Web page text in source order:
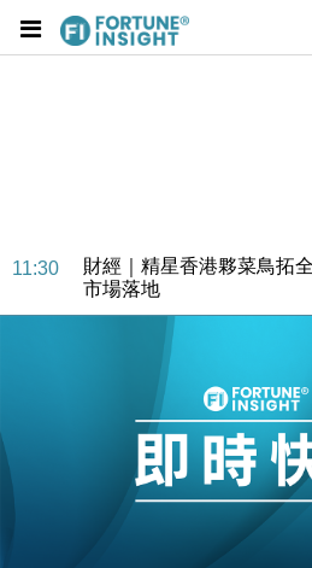
11:30
財經｜精星香港夥菜鳥拓
市場落地
地產｜大酒店中期轉賺
國際｜特朗普赴洛杉磯高
財經｜香港7月PMI回落至
11:40
財經｜黑石傳再籌逾360